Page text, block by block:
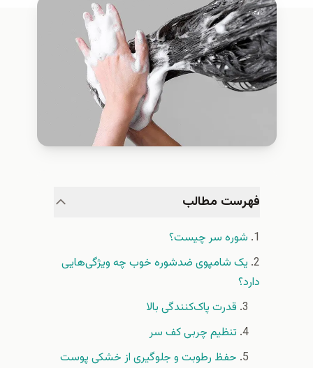
فهرست مطالب
شوره سر چیست؟
یک شامپوی ضدشوره خوب چه ویژگی‌هایی
دارد؟
قدرت پاک‌کنندگی بالا
تنظیم چربی کف سر
حفظ رطوبت و جلوگیری از خشکی پوست